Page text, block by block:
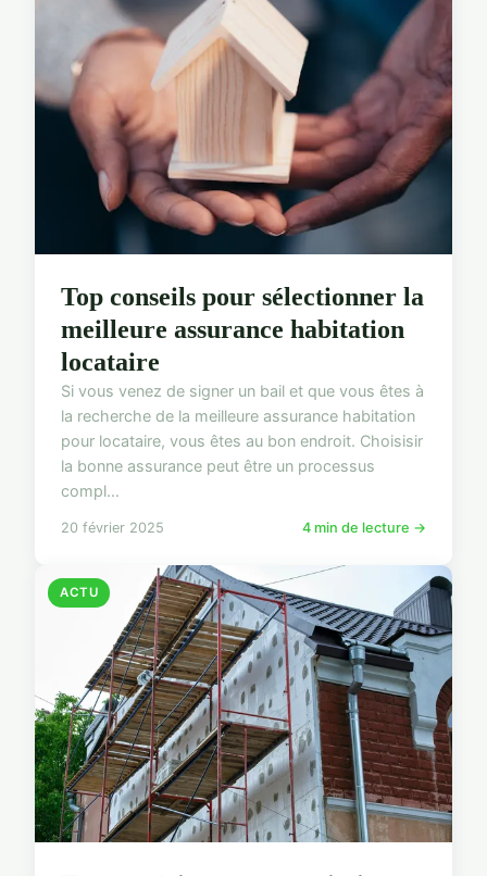
Top conseils pour sélectionner la
meilleure assurance habitation
locataire
Si vous venez de signer un bail et que vous êtes à
la recherche de la meilleure assurance habitation
pour locataire, vous êtes au bon endroit. Choisisir
la bonne assurance peut être un processus
compl...
20 février 2025 4 min de lecture →
ACTU